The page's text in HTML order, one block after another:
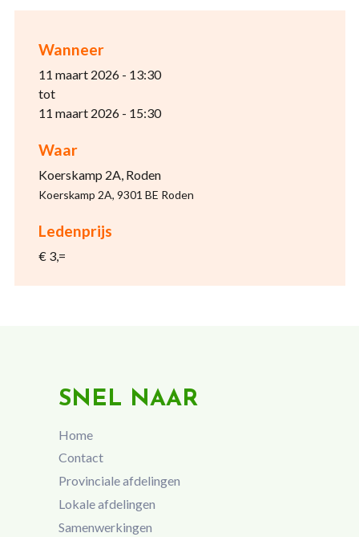
Wanneer
11 maart 2026 - 13:30
tot
11 maart 2026 - 15:30
Waar
Koerskamp 2A, Roden
Koerskamp 2A, 9301 BE Roden
Ledenprijs
€ 3,=
SNEL NAAR
Home
Contact
Provinciale afdelingen
Lokale afdelingen
Samenwerkingen